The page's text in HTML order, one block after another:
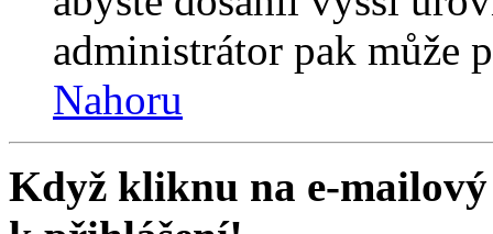
administrátor pak může
Nahoru
Když kliknu na e-